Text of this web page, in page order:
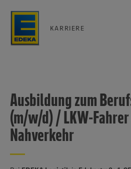
KARRIERE
Ausbildung zum
(m/w/d) / LKW-
Nahverkehr